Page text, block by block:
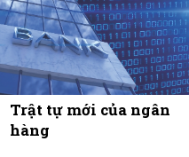
Trật tự mới của ngân
hàng